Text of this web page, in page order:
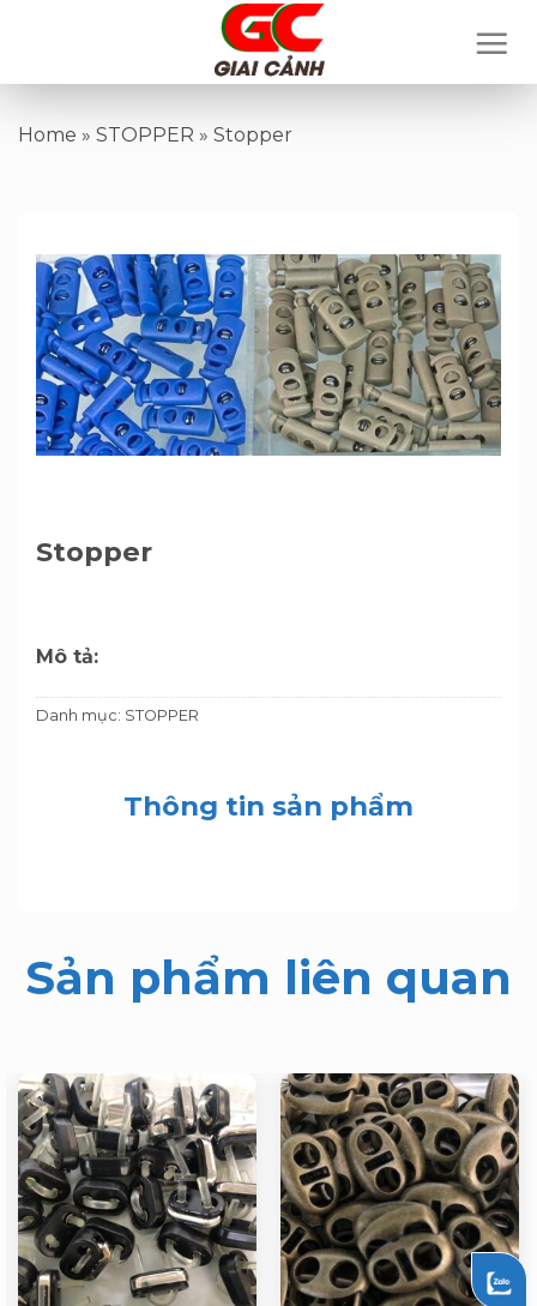
Home » STOPPER » Stopper
Stopper
Mô tả:
Danh mục: STOPPER
Thông tin sản phẩm
Sản phẩm liên quan